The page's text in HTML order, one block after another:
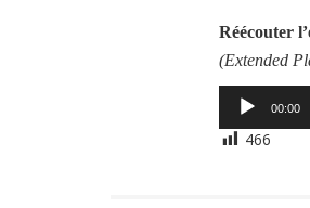
Réécouter
(Extended
Lecteur
audio
00:00
466